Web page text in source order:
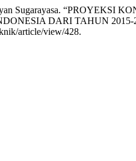
Sugarayasa.
DARI TAHUN 2015-
article/view/428.